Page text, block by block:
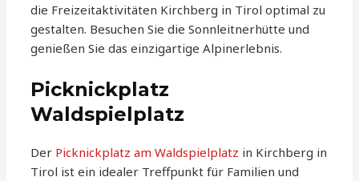
die Freizeitaktivitäten Kirchberg in Tirol optimal zu
gestalten. Besuchen Sie die Sonnleitnerhütte und
genießen Sie das einzigartige Alpinerlebnis.
Picknickplatz
Waldspielplatz
Der Picknickplatz am Waldspielplatz in Kirchberg in
Tirol ist ein idealer Treffpunkt für Familien und